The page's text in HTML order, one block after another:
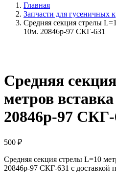
Главная
Запчасти для гусеничных
Средняя секция стрелы
10м. 20846р-97 СКГ-631
Средняя
метров
20846р-97 СКГ-
500 ₽
Средняя секция стрелы L=10
20846р-97 СКГ-631 с доставкой